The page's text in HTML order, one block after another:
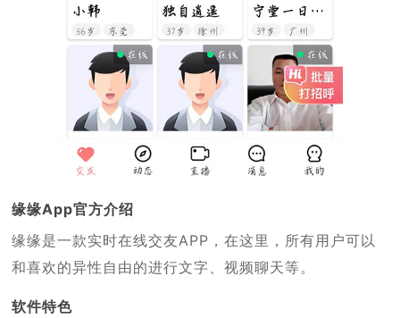
缘缘App官方介绍
缘缘是一款实时在线交友APP，在这里，所有用户可以
和喜欢的异性自由的进行文字、视频聊天等。
软件特色